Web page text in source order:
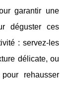
garantir une
déguster ces
: servez-les
délicate, ou
rehausser